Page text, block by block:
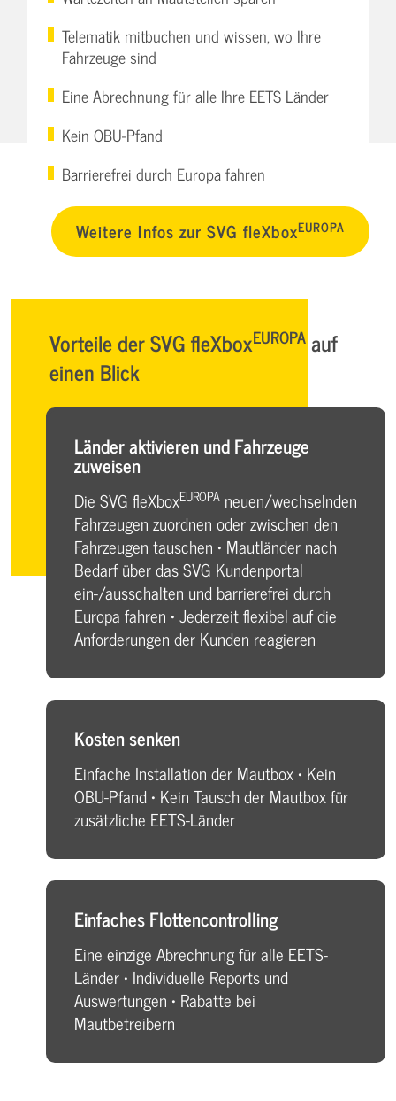
Telematik mitbuchen und wissen, wo Ihre
Fahrzeuge sind
Eine Abrechnung für alle Ihre EETS Länder
Kein OBU-Pfand
Barrierefrei durch Europa fahren
Weitere Infos zur SVG fleXboxEUROPA
Vorteile der SVG fleXboxEUROPA auf
einen Blick
Länder aktivieren und Fahrzeuge
zuweisen
Die SVG fleXboxEUROPAneuen/wechselnden
Fahrzeugen zuordnen oder zwischen den
Fahrzeugen tauschen • Mautländer nach
Bedarf über das SVG Kundenportal
ein-/ausschalten und barrierefrei durch
Europa fahren • Jederzeit flexibel auf die
Anforderungen der Kunden reagieren
Kosten senken
Einfache Installation der Mautbox • Kein
OBU-Pfand • Kein Tausch der Mautbox für
zusätzliche EETS-Länder
Einfaches Flottencontrolling
Eine einzige Abrechnung für alle EETS-
Länder • Individuelle Reports und
Auswertungen • Rabatte bei
Mautbetreibern